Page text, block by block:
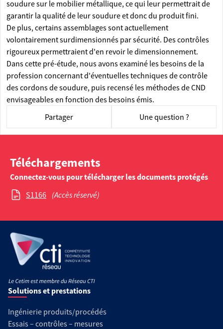
soudure sur le mobilier métallique, ce qui leur permettrait de
garantir la qualité de leur soudure et donc du produit fini.
De plus, certains assemblages sont actuellement
volontairement surdimensionnés par sécurité. Des contrôles
rigoureux permettraient d'en revoir le dimensionnement.
Dans cette pré-étude, nous avons examiné les besoins de la
profession concernant d'éventuelles techniques de contrôle
des cordons de soudure, puis recensé les méthodes de CND
envisageables en fonction des besoins émis.
Partager
Une question ?
Téléchargements
Connectez-vous pour télécharger les documents protégés
S1166 (Accès réservé)
Solutions et prestations
Ingénierie produits/procédés
Essais – contrôles – mesures